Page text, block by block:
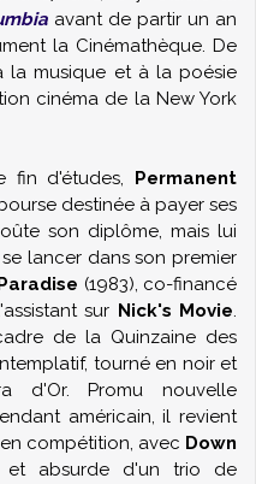
avant de partir un an
la Cinémathèque. De
la musique et à la poésie
cinéma de la New York
fin d'études, Permanent
destinée à payer ses
son diplôme, mais lui
lancer dans son premier
(1983), co-financé
sur Nick's Movie.
de la Quinzaine des
tourné en noir et
d'Or. Promu nouvelle
américain, il revient
compétition, avec Down
absurde d'un trio de